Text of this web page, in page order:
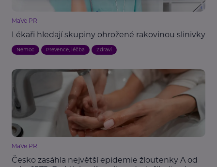
MaVe PR
Lékaři hledají skupiny ohrožené rakovinou slinivky
Nemoc Prevence, léčba Zdraví
MaVe PR
Česko zasáhla největší epidemie žloutenky A od